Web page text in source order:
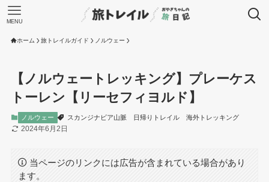
MENU
ホーム 旅トレイルガイド ノルウェー
【ノルウェートレッキング】プレーケス
トーレン【リーセフィヨルド】
ノルウェー スカンジナビア山脈 日帰りトレイル 海外トレッキング
2024年6月2日
当ページのリンクには広告が含まれている場合があり
ます。